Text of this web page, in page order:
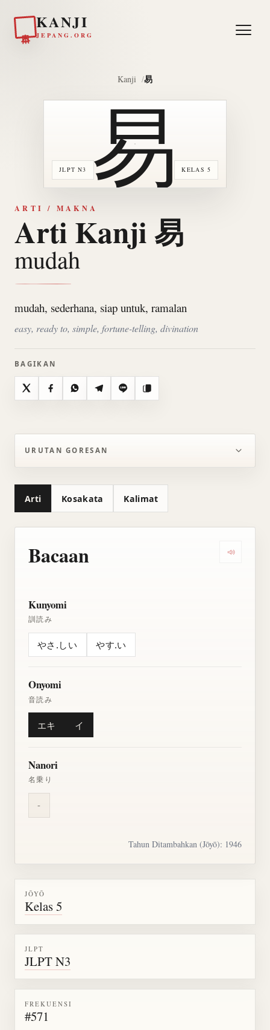
KANJI
JEPANG.ORG
Kanji 易
JLPT N3 KELAS 5
易
ARTI / MAKNA
Arti Kanji 易
mudah
mudah, sederhana, siap untuk, ramalan
easy, ready to, simple, fortune-telling, divination
BAGIKAN
X FacebookWhatsAppTelegramLine Salin
URUTAN GORESAN
Arti Kosakata Kalimat
Bacaan
Kunyomi
訓読み
やさ.しい やす.い
Onyomi
音読み
エキ イ
Nanori
名乗り
-
Tahun Ditambahkan (Jōyō): 1946
JŌYŌ
Kelas 5
JLPT
JLPT N3
FREKUENSI
#571